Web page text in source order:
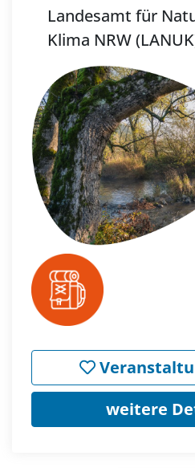
Landesamt für
Klima NRW
weitere